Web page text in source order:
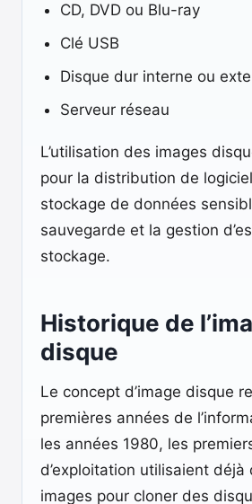
CD, DVD ou Blu-ray
Clé USB
Disque dur interne ou
Serveur réseau
L’utilisation des images
pour la distribution de
stockage de données
sauvegarde et la gestion
stockage.
Historique de
disque
Le concept d’image disque
premières années de
les années 1980, les
d’exploitation utilisaient déjà
images pour cloner des